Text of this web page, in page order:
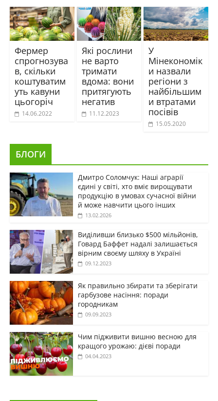
Фермер
спрогнозува
в, скільки
коштуватим
уть кавуни
цьогоріч
14.06.2022
Які рослини
не варто
тримати
вдома: вони
притягують
негатив
11.12.2023
У
Мінекономік
и назвали
регіони з
найбільшим
и втратами
посівів
15.05.2020
БЛОГИ
Дмитро Соломчук: Наші аграрії
єдині у світі, хто вміє вирощувати
продукцію в умовах сучасної війни
й може навчити цього інших
13.02.2026
Виділивши близько $500 мільйонів,
Говард Баффет надалі залишається
вірним своєму шляху в Україні
09.12.2023
Як правильно збирати та зберігати
гарбузове насіння: поради
городникам
09.09.2023
Чим підживити вишню весною для
кращого урожаю: дієві поради
04.04.2023